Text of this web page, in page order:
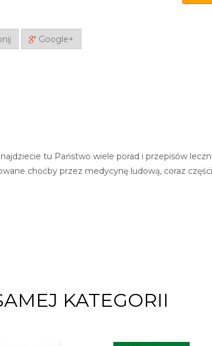
Google+
tu Państwo wiele porad i przepisów
choćby przez medycynę ludową, coraz
KATEGORII